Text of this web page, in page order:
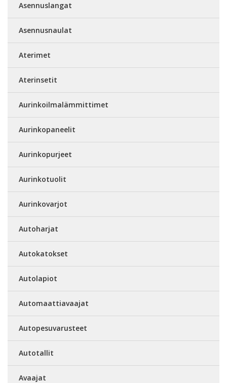
Asennuslangat
Asennusnaulat
Aterimet
Aterinsetit
Aurinkoilmalämmittimet
Aurinkopaneelit
Aurinkopurjeet
Aurinkotuolit
Aurinkovarjot
Autoharjat
Autokatokset
Autolapiot
Automaattiavaajat
Autopesuvarusteet
Autotallit
Avaajat